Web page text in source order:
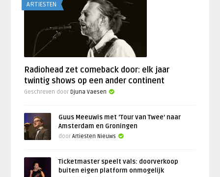
ARTIESTEN
Radiohead zet comeback door: elk jaar
twintig shows op een ander continent
Geschreven door Djuna Vaesen
Guus Meeuwis met ‘Tour van Twee’ naar
Amsterdam en Groningen
doorArtiesten Nieuws
Ticketmaster speelt vals: doorverkoop
buiten eigen platform onmogelijk